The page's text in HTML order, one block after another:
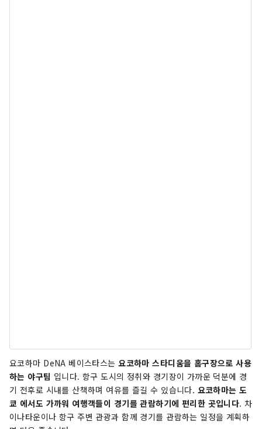
요코하마 DeNA 베이스타스는요코하마 스타디움을 홈구장으로 사용
하는 야구팀 입니다. 항구 도시의 정취와 경기장이 가까운 덕분에 경
기 전후로 시내를 산책하며 여유를 즐길 수 있습니다. 요코하마는 도
쿄 에서도 가까워 여행객들이 경기를 관람하기에 편리한 곳입니다. 차
이나타운이나 항구 주변 관광과 함께 경기를 관람하는 일정을 계획하